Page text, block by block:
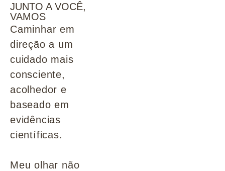
JUNTO A VOCÊ,
VAMOS
Caminhar em
direção a um
cuidado mais
consciente,
acolhedor e
baseado em
evidências
científicas.
Meu olhar não